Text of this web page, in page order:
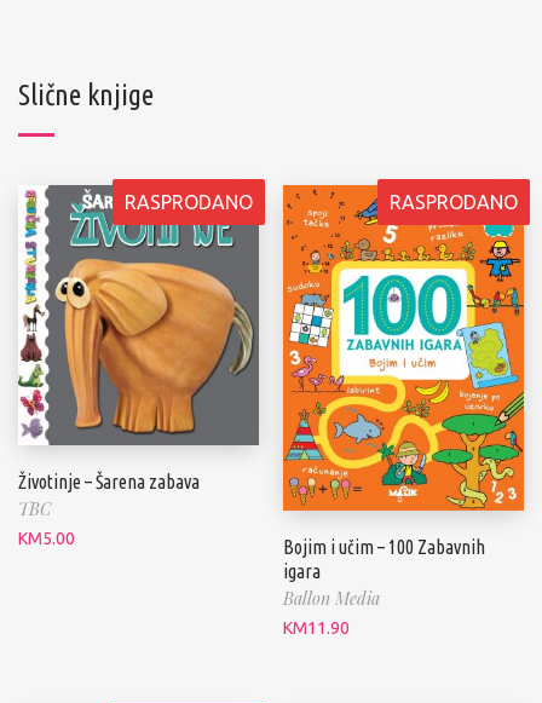
Slične knjige
RASPRODANO
Životinje – Šarena zabava
TBC
KM5.00
RASPRODANO
Bojim i učim – 100 Zabavnih
igara
Ballon Media
KM11.90